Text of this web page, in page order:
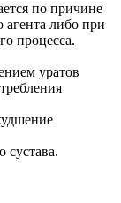
по причине
либо при
процесса.
уратов
сустава.